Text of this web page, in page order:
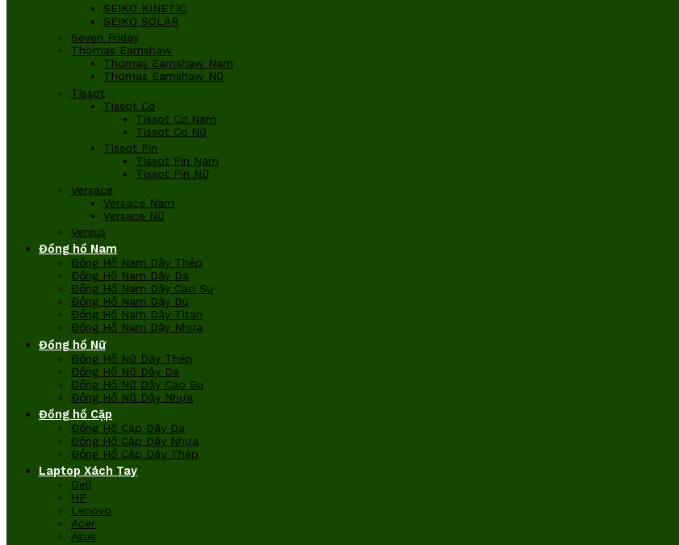
SEIKO KINETIC
SEIKO SOLAR
Seven Friday
Thomas Earnshaw
Thomas Earnshaw Nam
Thomas Earnshaw Nữ
Tissot
Tissot Cơ
Tissot Cơ Nam
Tissot Cơ Nữ
Tissot Pin
Tissot Pin Nam
Tissot Pin Nữ
Versace
Versace Nam
Versace Nữ
Versus
Đồng hồ Nam
Đồng Hồ Nam Dây Thép
Đồng Hồ Nam Dây Da
Đồng Hồ Nam Dây Cao Su
Đồng Hồ Nam Dây Dù
Đồng Hồ Nam Dây Titan
Đồng Hồ Nam Dây Nhựa
Đồng hồ Nữ
Đồng Hồ Nữ Dây Thép
Đồng Hồ Nữ Dây Da
Đồng Hồ Nữ Dây Cao Su
Đồng Hồ Nữ Dây Nhựa
Đồng hồ Cặp
Đồng Hồ Cặp Dây Da
Đồng Hồ Cặp Dây Nhựa
Đồng Hồ Cặp Dây Thép
Laptop Xách Tay
Dell
HP
Lenovo
Acer
Asus